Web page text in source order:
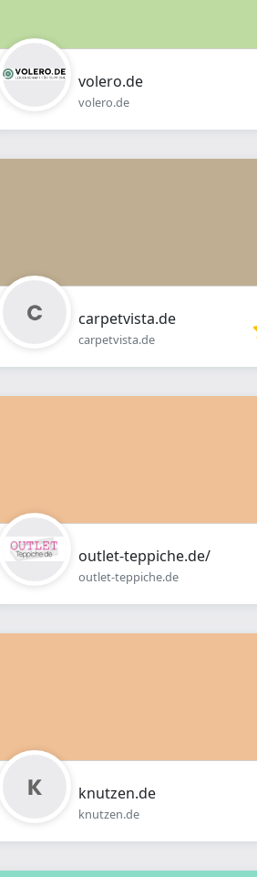
volero.de
volero.de
carpetvista.de
carpetvista.de
outlet-teppiche.de/
outlet-teppiche.de
knutzen.de
knutzen.de